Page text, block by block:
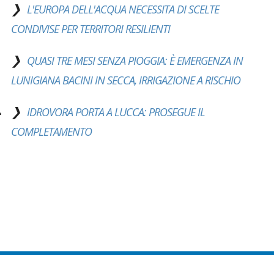
L'EUROPA DELL'ACQUA NECESSITA DI SCELTE
CONDIVISE PER TERRITORI RESILIENTI
QUASI TRE MESI SENZA PIOGGIA: È EMERGENZA IN
LUNIGIANA BACINI IN SECCA, IRRIGAZIONE A RISCHIO
IDROVORA PORTA A LUCCA: PROSEGUE IL
COMPLETAMENTO